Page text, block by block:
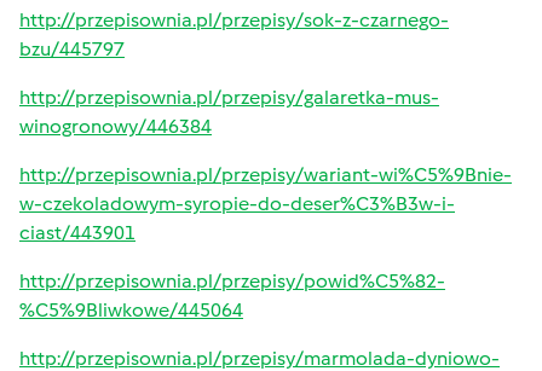
http://przepisownia.pl/przepisy/sok-z-czarnego-
bzu/445797
http://przepisownia.pl/przepisy/galaretka-mus-
winogronowy/446384
http://przepisownia.pl/przepisy/wariant-wi%C5%9Bnie-
w-czekoladowym-syropie-do-deser%C3%B3w-i-
ciast/443901
http://przepisownia.pl/przepisy/powid%C5%82-
%C5%9Bliwkowe/445064
http://przepisownia.pl/przepisy/marmolada-dyniowo-